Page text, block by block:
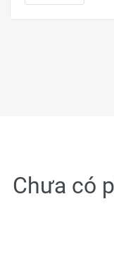
Chưa có